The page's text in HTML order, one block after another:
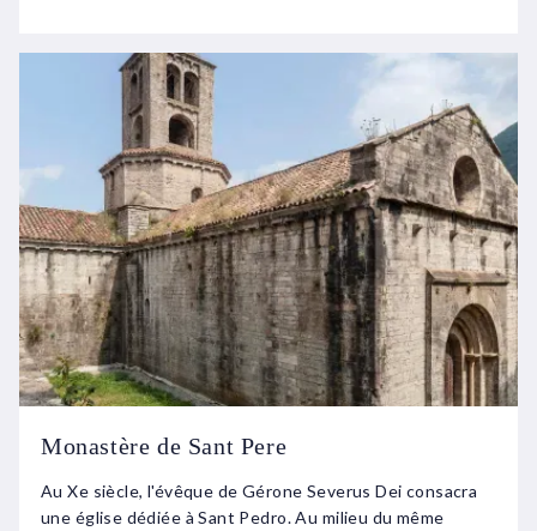
Monastère de Sant Pere
Au Xe siècle, l'évêque de Gérone Severus Dei consacra
une église dédiée à Sant Pedro. Au milieu du même